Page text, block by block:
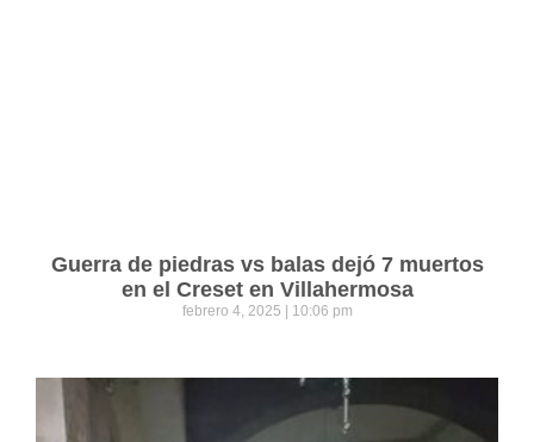
Guerra de piedras vs balas dejó 7 muertos
en el Creset en Villahermosa
febrero 4, 2025 10:06 pm